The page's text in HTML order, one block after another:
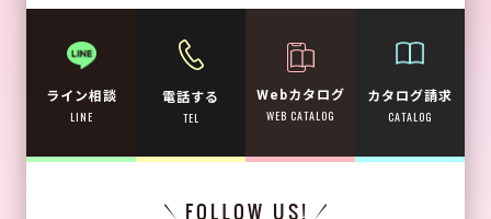
ライン相談
LINE
電話する
TEL
Webカタログ
WEB CATALOG
カタログ請求
CATALOG